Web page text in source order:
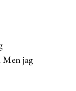
Men jag
växthuset